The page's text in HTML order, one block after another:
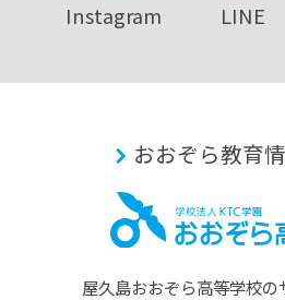
Instagram LINE
おおぞら教育
屋久島おおぞら⾼等学校の